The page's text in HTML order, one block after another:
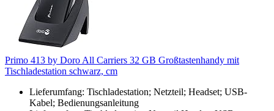
Primo 413 by Doro All Carriers 32 GB Großtastenhandy mit
Tischladestation schwarz, cm
Lieferumfang: Tischladestation; Netzteil; Headset; USB-
Kabel; Bedienungsanleitung